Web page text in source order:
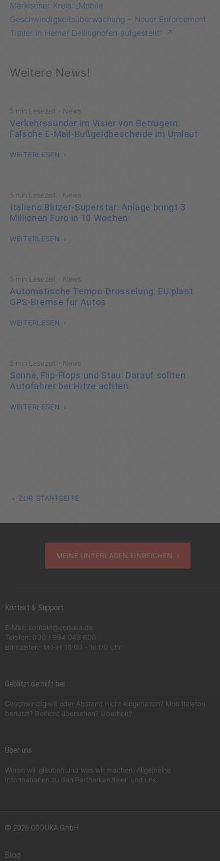
Märkischer Kreis: „Mobile
Geschwindigkeitsüberwachung – Neuer Enforcement
Trailer in Hemer Deilinghofen aufgestellt“
Weitere News!
5 min Lesezeit · News
Verkehrssünder im Visier von Betrügern:
Falsche E-Mail-Bußgeldbescheide im Umlauf
WEITERLESEN
5 min Lesezeit · News
Italiens Blitzer-Superstar: Anlage bringt 3
Millionen Euro in 10 Wochen
WEITERLESEN
5 min Lesezeit · News
Automatische Tempo-Drosselung: EU plant
GPS-Bremse für Autos
WEITERLESEN
5 min Lesezeit · News
Sonne, Flip-Flops und Stau: Darauf sollten
Autofahrer bei Hitze achten
WEITERLESEN
ZUR STARTSEITE
MEINE UNTERLAGEN EINREICHEN ›
Kontakt & Support
E-Mail: kontakt@coduka.de
Telefon: 030 / 994 043 600
Bürozeiten: Mo-Fr 10:00 - 16:00 Uhr
Geblitzt.de hilft bei
Geschwindigkeit oder Abstand nicht eingehalten? Mobiltelefon
benutzt? Rotlicht übersehen? Überholt?
Über uns
Woran wir glauben und was wir machen. Allgemeine
Informationen zu den Partnerkanzleien und uns.
© 2026 CODUKA GmbH
Blog